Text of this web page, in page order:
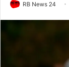
RB News 24